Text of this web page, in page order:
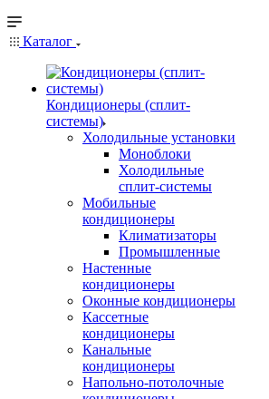
Каталог
Кондиционеры (сплит-
системы)
Холодильные установки
Моноблоки
Холодильные
сплит-системы
Мобильные
кондиционеры
Климатизаторы
Промышленные
Настенные
кондиционеры
Оконные кондиционеры
Кассетные
кондиционеры
Канальные
кондиционеры
Напольно-потолочные